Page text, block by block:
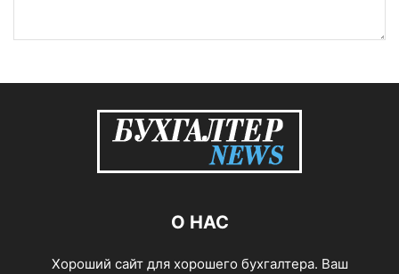
О НАС
Хороший сайт для хорошего бухгалтера. Ваш